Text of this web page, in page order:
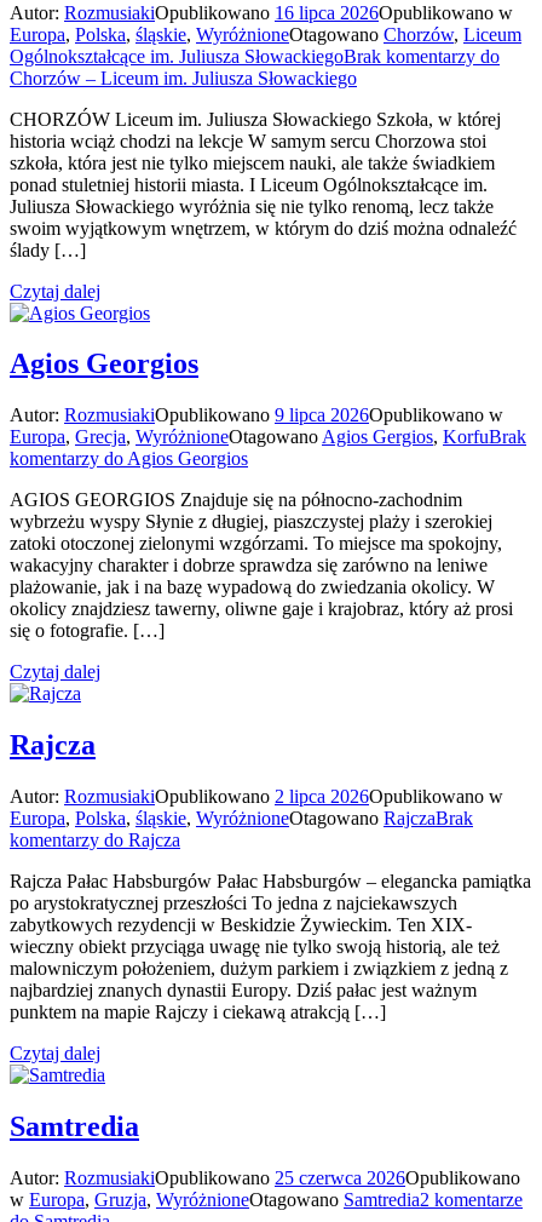
Autor: RozmusiakiOpublikowano 16 lipca 2026Opublikowano w
Europa, Polska, śląskie, WyróżnioneOtagowano Chorzów, Liceum
Ogólnokształcące im. Juliusza SłowackiegoBrak komentarzy do
Chorzów – Liceum im. Juliusza Słowackiego
CHORZÓW Liceum im. Juliusza Słowackiego Szkoła, w której
historia wciąż chodzi na lekcje W samym sercu Chorzowa stoi
szkoła, która jest nie tylko miejscem nauki, ale także świadkiem
ponad stuletniej historii miasta. I Liceum Ogólnokształcące im.
Juliusza Słowackiego wyróżnia się nie tylko renomą, lecz także
swoim wyjątkowym wnętrzem, w którym do dziś można odnaleźć
ślady […]
Czytaj dalej
Agios Georgios
Autor: RozmusiakiOpublikowano 9 lipca 2026Opublikowano w
Europa, Grecja, WyróżnioneOtagowano Agios Gergios, KorfuBrak
komentarzy do Agios Georgios
AGIOS GEORGIOS Znajduje się na północno-zachodnim
wybrzeżu wyspy Słynie z długiej, piaszczystej plaży i szerokiej
zatoki otoczonej zielonymi wzgórzami. To miejsce ma spokojny,
wakacyjny charakter i dobrze sprawdza się zarówno na leniwe
plażowanie, jak i na bazę wypadową do zwiedzania okolicy. W
okolicy znajdziesz tawerny, oliwne gaje i krajobraz, który aż prosi
się o fotografie. […]
Czytaj dalej
Rajcza
Autor: RozmusiakiOpublikowano 2 lipca 2026Opublikowano w
Europa, Polska, śląskie, WyróżnioneOtagowano RajczaBrak
komentarzy do Rajcza
Rajcza Pałac Habsburgów Pałac Habsburgów – elegancka pamiątka
po arystokratycznej przeszłości To jedna z najciekawszych
zabytkowych rezydencji w Beskidzie Żywieckim. Ten XIX-
wieczny obiekt przyciąga uwagę nie tylko swoją historią, ale też
malowniczym położeniem, dużym parkiem i związkiem z jedną z
najbardziej znanych dynastii Europy. Dziś pałac jest ważnym
punktem na mapie Rajczy i ciekawą atrakcją […]
Czytaj dalej
Samtredia
Autor: RozmusiakiOpublikowano 25 czerwca 2026Opublikowano
w Europa, Gruzja, WyróżnioneOtagowano Samtredia2 komentarze